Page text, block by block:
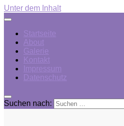
Unter dem Inhalt
Startseite
About
Galerie
Kontakt
Impressum
Datenschutz
Suchen nach: